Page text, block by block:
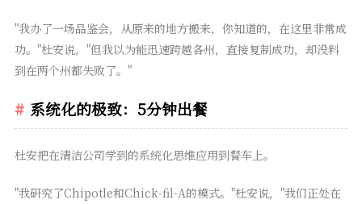
"我办了一场品鉴会，从原来的地方搬来，你知道的，在这里非常成
功。"杜安说，"但我以为能迅速跨越各州，直接复制成功，却没料
到在两个州都失败了。"
系统化的极致：5分钟出餐
杜安把在清洁公司学到的系统化思维应用到餐车上。
"我研究了Chipotle和Chick-fil-A的模式。"杜安说，"我们正处在